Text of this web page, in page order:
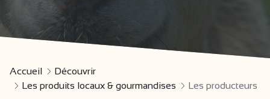
Accueil
Découvrir
Les produits locaux & gourmandises
Les producteurs